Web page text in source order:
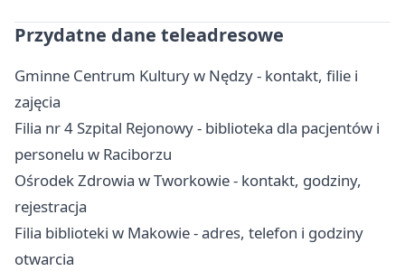
Przydatne dane teleadresowe
Gminne Centrum Kultury w Nędzy - kontakt, filie i
zajęcia
Filia nr 4 Szpital Rejonowy - biblioteka dla pacjentów i
personelu w Raciborzu
Ośrodek Zdrowia w Tworkowie - kontakt, godziny,
rejestracja
Filia biblioteki w Makowie - adres, telefon i godziny
otwarcia